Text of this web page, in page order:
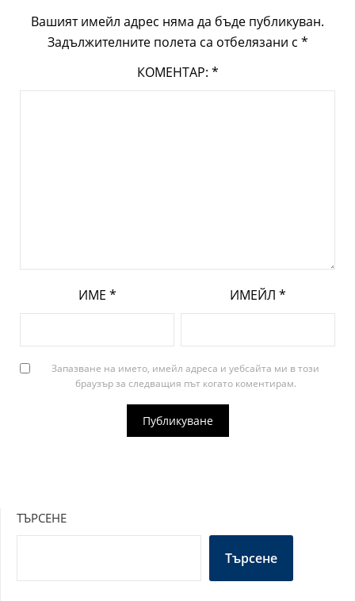
Вашият имейл адрес няма да бъде публикуван.
Задължителните полета са отбелязани с *
КОМЕНТАР: *
ИМЕ * ИМЕЙЛ *
Запазване на името, имейл адреса и уебсайта ми в този
браузър за следващия път когато коментирам.
ТЪРСЕНЕ
Търсене